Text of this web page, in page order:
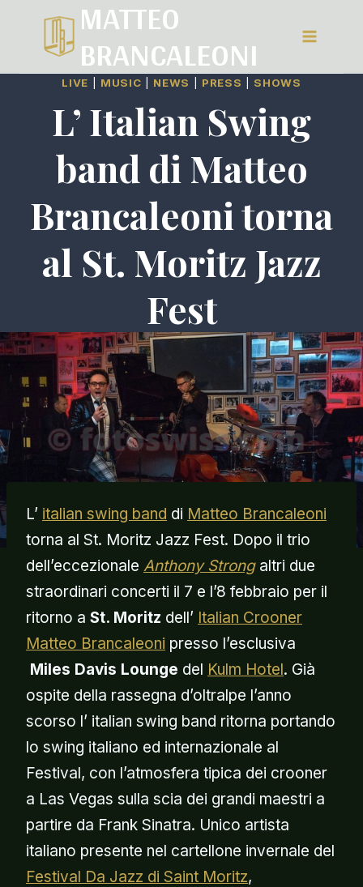
MATTEO
BRANCALEONI
LIVE MUSIC NEWS PRESS SHOWS
L’ Italian Swing
band di Matteo
Brancaleoni torna
al St. Moritz Jazz
Fest
L’ italian swing band di Matteo Brancaleoni
torna al St. Moritz Jazz Fest. Dopo il trio
dell’eccezionale Anthony Strongaltri due
straordinari concerti il 7 e l’8 febbraio per il
ritorno a St. Moritz dell’ Italian Crooner
Matteo Brancaleoni presso l’esclusiva
Miles Davis Lounge del Kulm Hotel. Già
ospite della rassegna d’oltralpe l’anno
scorso l’ italian swing band ritorna portando
lo swing italiano ed internazionale al
Festival, con l’atmosfera tipica dei crooner
a Las Vegas sulla scia dei grandi maestri a
partire da Frank Sinatra. Unico artista
italiano presente nel cartellone invernale del
Festival Da Jazz di Saint Moritz,